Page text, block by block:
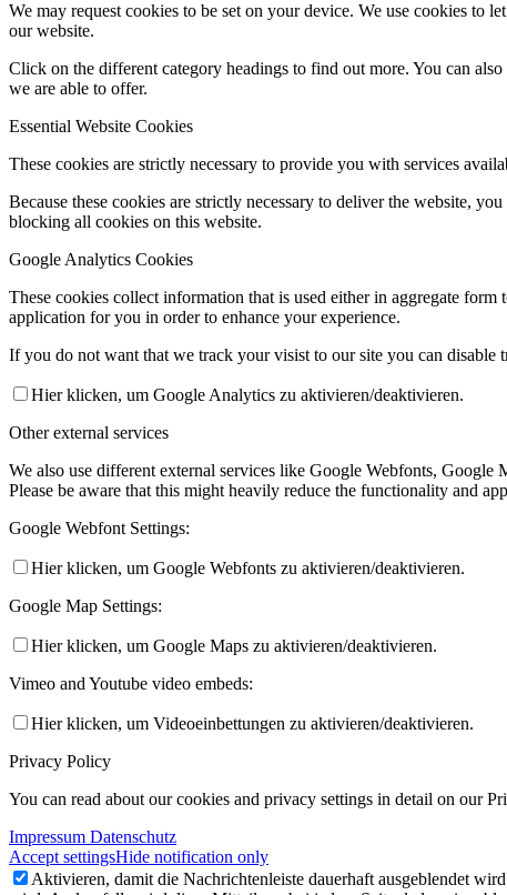
We may request cookies to be set on your device. We use cookies
our website.
Click on the different category headings to find out more. You can
we are able to offer.
Essential Website Cookies
These cookies are strictly necessary to provide you with services
Because these cookies are strictly necessary to deliver the website,
blocking all cookies on this website.
Google Analytics Cookies
These cookies collect information that is used either in aggregate
application for you in order to enhance your experience.
If you do not want that we track your visist to our site you can disable
Hier klicken, um Google Analytics zu aktivieren/deaktivieren.
Other external services
We also use different external services like Google Webfonts,
Please be aware that this might heavily reduce the functionality and
Google Webfont Settings:
Hier klicken, um Google Webfonts zu aktivieren/deaktivieren.
Google Map Settings:
Hier klicken, um Google Maps zu aktivieren/deaktivieren.
Vimeo and Youtube video embeds:
Hier klicken, um Videoeinbettungen zu aktivieren/deaktivieren.
Privacy Policy
You can read about our cookies and privacy settings in detail on our
Impressum Datenschutz
Accept settingsHide notification only
Aktivieren, damit die Nachrichtenleiste dauerhaft ausgeblendet